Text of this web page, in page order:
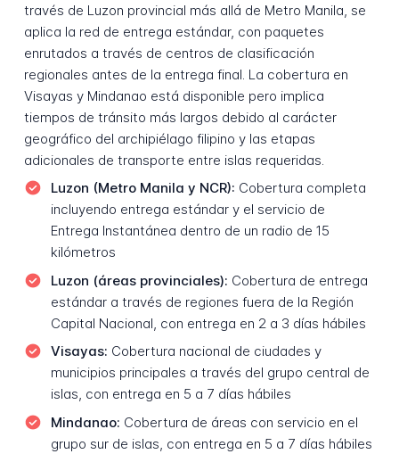
través de Luzon provincial más allá de Metro Manila, se
aplica la red de entrega estándar, con paquetes
enrutados a través de centros de clasificación
regionales antes de la entrega final. La cobertura en
Visayas y Mindanao está disponible pero implica
tiempos de tránsito más largos debido al carácter
geográfico del archipiélago filipino y las etapas
adicionales de transporte entre islas requeridas.
Luzon (Metro Manila y NCR): Cobertura completa
incluyendo entrega estándar y el servicio de
Entrega Instantánea dentro de un radio de 15
kilómetros
Luzon (áreas provinciales): Cobertura de entrega
estándar a través de regiones fuera de la Región
Capital Nacional, con entrega en 2 a 3 días hábiles
Visayas: Cobertura nacional de ciudades y
municipios principales a través del grupo central de
islas, con entrega en 5 a 7 días hábiles
Mindanao: Cobertura de áreas con servicio en el
grupo sur de islas, con entrega en 5 a 7 días hábiles